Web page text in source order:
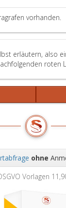
vorhanden.
erläutern, also
roten
ohne
Vorlagen